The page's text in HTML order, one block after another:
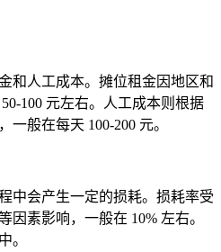
和人工成本。摊位租金因地区和
100 元左右。人工成本则根据
般在每天 100-200 元。
中会产生一定的损耗。损耗率受
因素影响，一般在 10% 左右。
。